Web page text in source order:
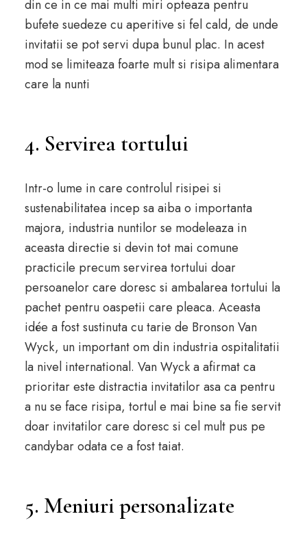
din ce in ce mai multi miri opteaza pentru
bufete suedeze cu aperitive si fel cald, de unde
invitatii se pot servi dupa bunul plac. In acest
mod se limiteaza foarte mult si risipa alimentara
care la nunti
4. Servirea tortului
Intr-o lume in care controlul risipei si
sustenabilitatea incep sa aiba o importanta
majora, industria nuntilor se modeleaza in
aceasta directie si devin tot mai comune
practicile precum servirea tortului doar
persoanelor care doresc si ambalarea tortului la
pachet pentru oaspetii care pleaca. Aceasta
idée a fost sustinuta cu tarie de Bronson Van
Wyck, un important om din industria ospitalitatii
la nivel international. Van Wyck a afirmat ca
prioritar este distractia invitatilor asa ca pentru
a nu se face risipa, tortul e mai bine sa fie servit
doar invitatilor care doresc si cel mult pus pe
candybar odata ce a fost taiat.
5. Meniuri personalizate